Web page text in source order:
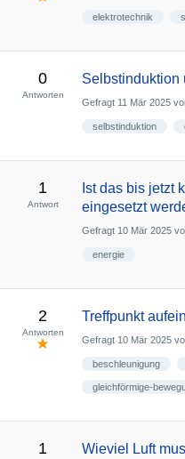
elektrotechnik
0
Antworten
Selbstinduktion
Gefragt 11 Mär 2025
selbstinduktion
1
Antwort
Ist das bis jetzt
eingesetzt
Gefragt 10 Mär 2025
energie
2
Antworten
Treffpunkt
Gefragt 10 Mär 2025
beschleunigung
gleichförmige-
1
Wieviel Luft